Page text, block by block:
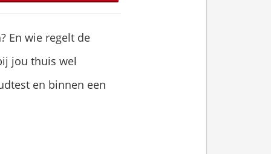
En wie regelt de
jou thuis wel
en binnen een